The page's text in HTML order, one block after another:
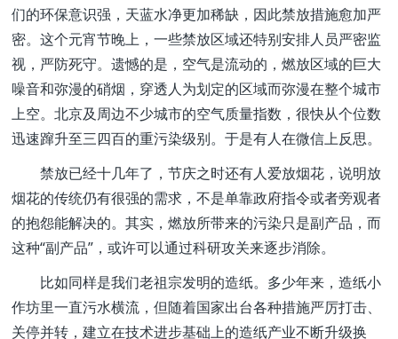
们的环保意识强，天蓝水净更加稀缺，因此禁放措施愈加严
密。这个元宵节晚上，一些禁放区域还特别安排人员严密监
视，严防死守。遗憾的是，空气是流动的，燃放区域的巨大
噪音和弥漫的硝烟，穿透人为划定的区域而弥漫在整个城市
上空。北京及周边不少城市的空气质量指数，很快从个位数
迅速蹿升至三四百的重污染级别。于是有人在微信上反思。
禁放已经十几年了，节庆之时还有人爱放烟花，说明放
烟花的传统仍有很强的需求，不是单靠政府指令或者旁观者
的抱怨能解决的。其实，燃放所带来的污染只是副产品，而
这种“副产品”，或许可以通过科研攻关来逐步消除。
比如同样是我们老祖宗发明的造纸。多少年来，造纸小
作坊里一直污水横流，但随着国家出台各种措施严厉打击、
关停并转，建立在技术进步基础上的造纸产业不断升级换